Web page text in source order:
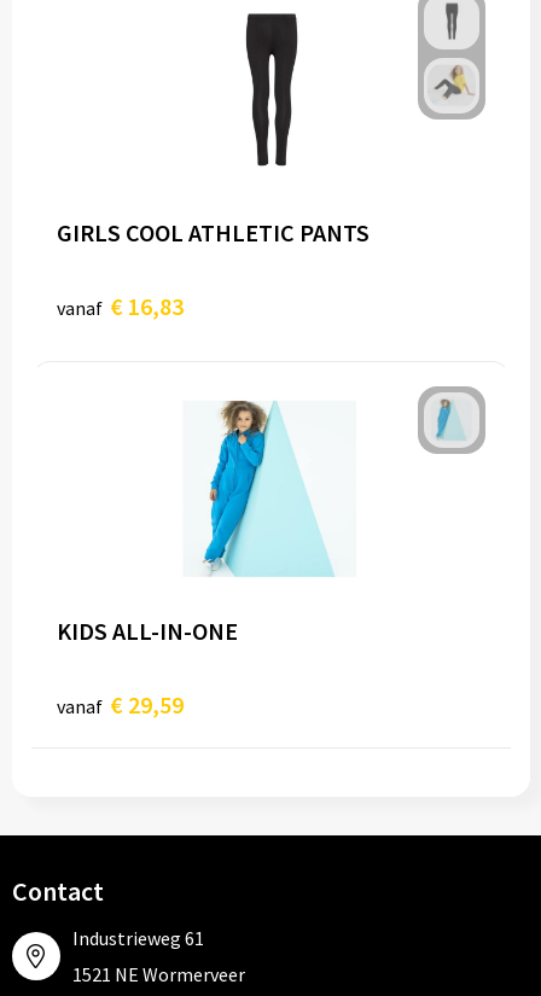
GIRLS COOL ATHLETIC PANTS
vanaf € 16,83
KIDS ALL-IN-ONE
vanaf € 29,59
Contact
Industrieweg 61
1521 NE Wormerveer